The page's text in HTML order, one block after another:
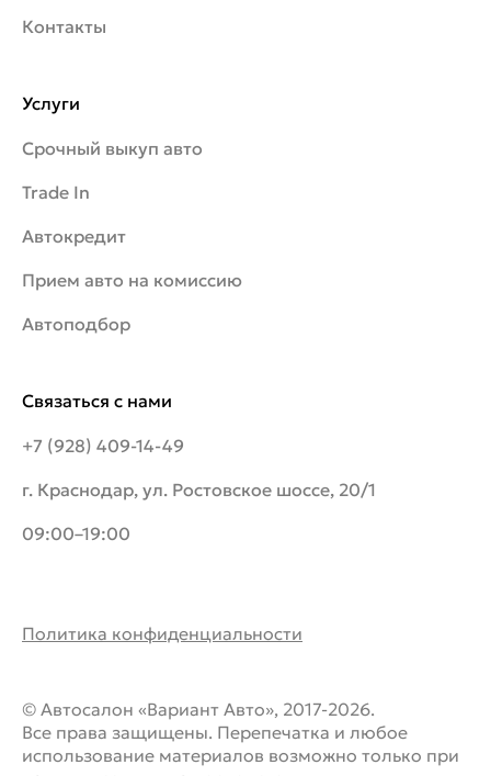
Контакты
Связаться с нами
+7 (928) 409-14-49
г. Краснодар, ул. Ростовское шоссе, 20/1
09:00–19:00
Услуги
Срочный выкуп авто
Trade In
Автокредит
Прием авто на комиссию
Автоподбор
Политика конфиденциальности
© Автосалон «Вариант Авто», 2017-2026.
Все права защищены. Перепечатка и любое
использование материалов возможно только при